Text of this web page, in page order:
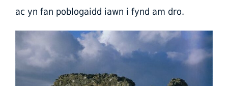
ac yn fan poblogaidd iawn i fynd am dro.